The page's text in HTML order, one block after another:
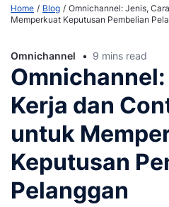
Home Blog
Omnichannel: Jenis,
Memperkuat Keputusan Pembelian
Omnichannel 9 mins read
Kerja dan
untuk
Keputusan
Pelanggan